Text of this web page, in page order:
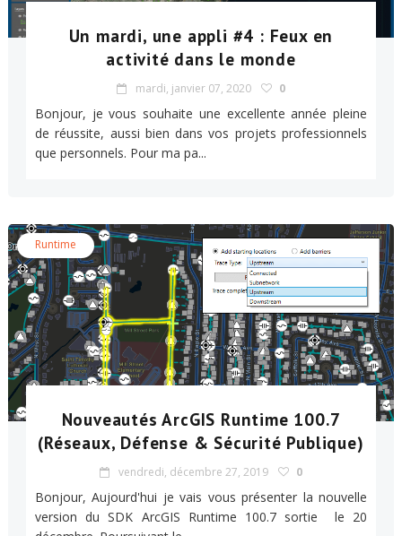
Un mardi, une appli #4 : Feux en
activité dans le monde
mardi, janvier 07, 2020 0
Bonjour, je vous souhaite une excellente année pleine
de réussite, aussi bien dans vos projets professionnels
que personnels. Pour ma pa...
Runtime
Nouveautés ArcGIS Runtime 100.7
(Réseaux, Défense & Sécurité Publique)
vendredi, décembre 27, 2019 0
Bonjour, Aujourd'hui je vais vous présenter la nouvelle
version du SDK ArcGIS Runtime 100.7 sortie le 20